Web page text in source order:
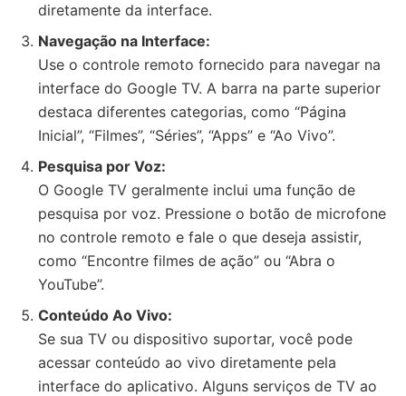
diretamente da interface.
Navegação na Interface:
Use o controle remoto fornecido para navegar na
interface do Google TV. A barra na parte superior
destaca diferentes categorias, como “Página
Inicial”, “Filmes”, “Séries”, “Apps” e “Ao Vivo”.
Pesquisa por Voz:
O Google TV geralmente inclui uma função de
pesquisa por voz. Pressione o botão de microfone
no controle remoto e fale o que deseja assistir,
como “Encontre filmes de ação” ou “Abra o
YouTube”.
Conteúdo Ao Vivo:
Se sua TV ou dispositivo suportar, você pode
acessar conteúdo ao vivo diretamente pela
interface do aplicativo. Alguns serviços de TV ao